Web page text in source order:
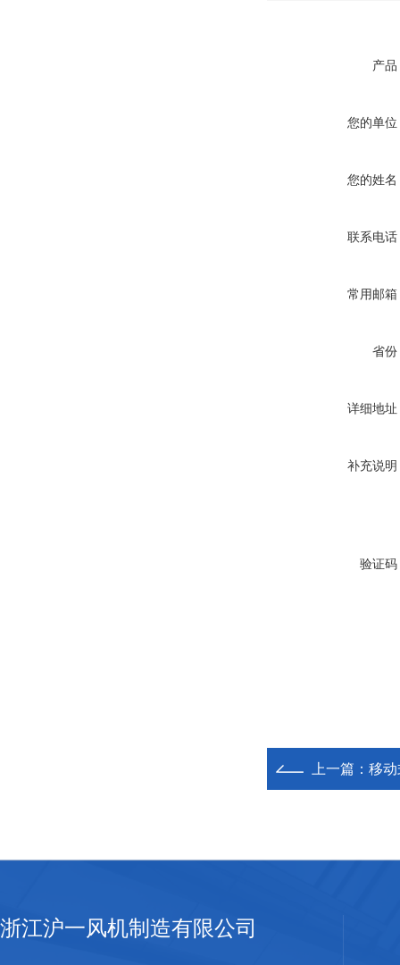
产品
您的单位
您的姓名
联系电话
常用邮箱
省份
详细地址
补充说明
验证码
上一篇： 移
浙江沪一风机制造有限公司